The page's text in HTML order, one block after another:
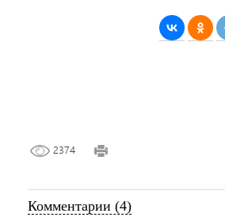
2374
Комментарии (4)